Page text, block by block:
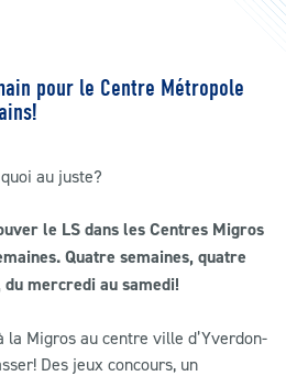
pour le Centre Métropole
au juste?
le LS dans les Centres Migros
Quatre semaines, quatre
mercredi au samedi!
la Migros au centre ville d’Yverdon-
Des jeux concours, un